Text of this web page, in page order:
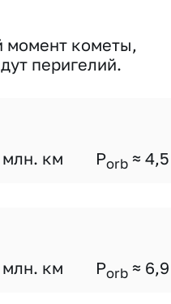
момент кометы,
перигелий.
млн. км Porb ≈ 4,5
млн. км Porb ≈ 6,9